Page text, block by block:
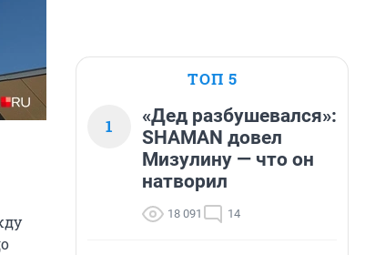
ТОП 5
1
«Дед разбушевался»:
SHAMAN довел
Мизулину — что он
натворил
18 091 14